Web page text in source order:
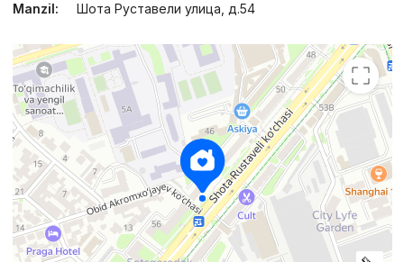
Manzil:
Шота Руставели улица, д.54